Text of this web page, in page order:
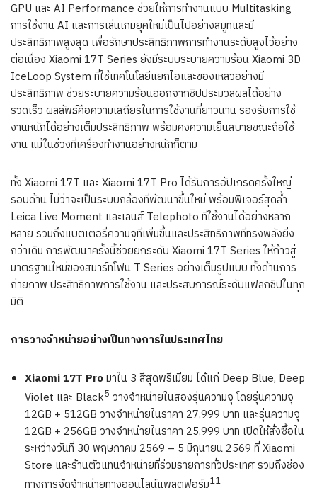
GPU และ AI Performance ช่วยให้การทำงานแบบ Multitasking
การใช้งาน AI และการเล่นเกมยุคใหม่เป็นไปอย่างสมูทและมี
ประสิทธิภาพสูงสุด เพื่อรักษาประสิทธิภาพการทำงานระดับสูงไว้อย่าง
ต่อเนื่อง Xiaomi 17T Series ยังมีระบบระบายความร้อน Xiaomi 3D
IceLoop System ที่ใช้เทคโนโลยีแยกไอและของเหลวอย่างมี
ประสิทธิภาพ ช่วยระบายความร้อนออกจากชิปประมวลผลได้อย่าง
รวดเร็ว ผลลัพธ์คือความเสถียรในการใช้งานที่ยาวนาน รองรับการใช้
งานหนักได้อย่างเต็มประสิทธิภาพ พร้อมคงความเย็นสบายขณะถือใช้
งาน แม้ในช่วงที่เครื่องทำงานอย่างหนักก็ตาม
ทั้ง Xiaomi 17T และ Xiaomi 17T Pro ได้รับการอัปเกรดครั้งใหญ่
รอบด้าน ไม่ว่าจะเป็นระบบกล้องที่พัฒนาขึ้นใหม่ พร้อมฟีเจอร์สุดล้ำ
Leica Live Moment และเลนส์ Telephoto ที่ใช้งานได้อย่างหลาก
หลาย รวมถึงแบตเตอรี่ความจุที่เพิ่มขึ้นและประสิทธิภาพที่ทรงพลังยิ่ง
กว่าเดิม การพัฒนาครั้งนี้ช่วยยกระดับ Xiaomi 17T Series ให้ก้าวสู่
มาตรฐานใหม่ของสมาร์ทโฟน T Series อย่างเต็มรูปแบบ ทั้งด้านการ
ถ่ายภาพ ประสิทธิภาพการใช้งาน และประสบการณ์ระดับแฟลกชิปในทุก
มิติ
การวางจำหน่ายอย่างเป็นทางการในประเทศไทย
Xiaomi 17T Proมาใน 3 สีสุดพรีเมียม ได้แก่ Deep Blue, Deep
Violet และ Black5 วางจำหน่ายในสองรุ่นความจุ โดยรุ่นความจุ
12GB + 512GB วางจำหน่ายในราคา 27,999 บาท และรุ่นความจุ
12GB + 256GB วางจำหน่ายในราคา 25,999 บาท เปิดให้สั่งซื้อใน
ระหว่างวันที่ 30 พฤษภาคม 2569 – 5 มิถุนายน 2569 ที่ Xiaomi
Store และร้านตัวแทนจำหน่ายที่ร่วมรายการทั่วประเทศ รวมถึงช่อง
ทางการจัดจำหน่ายทางออนไลน์แพลตฟอร์ม11